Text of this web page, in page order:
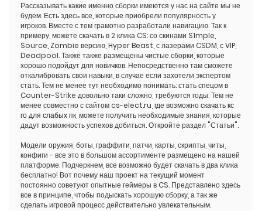
Рассказывать какие именно сборки имеются у нас на сайте мы не
будем. Есть здесь все, которые приобрели популярность у
игроков. Вместе с тем грамотно разработали навигацию. Так к
примеру, можете скачать в 2 клика CS: со скинами S1mple,
Source, Zombie версию, Hyper Beast, с лазерами CSDM, с VIP,
Deadpool. Также также размещены чистые сборки, которые
хорошо подойдут для новичков. Непосредственно там сможете
откалибровать свои навыки, в случае если захотели экспертом
стать. Тем не менее тут необходимо понимать: стать спецом в
Counter-Strike довольно таки сложно, требуются годы. Тем не
менее совместно с сайтом cs-elect.ru, где возможноскачать кс
го для слабых пк , можете получить необходимые знания, которые
дадут возможность успехов добиться. Откройте раздел "Статьи".
Модели оружия, боты, граффити, патчи, карты, скрипты, читы,
конфиги - все это в большом ассортименте размещено на нашей
платформе. Подчеркнем, все возможно будет скачать в два клика
бесплатно! Вот почему наш проект на текущий момент
постоянно советуют опытные геймеры в CS. Представлено здесь
все в принципе, чтобы подыскать хорошую сборку, а так же
сделать игровой процесс действительно увлекательным.